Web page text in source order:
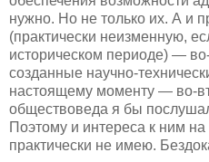
нужно. Но не только их. А и
(практически неизменную,
историческом периоде) —
созданные научно-
настоящему моменту — во-
обществоведа я бы
Поэтому и интереса к ним
практически не имею.